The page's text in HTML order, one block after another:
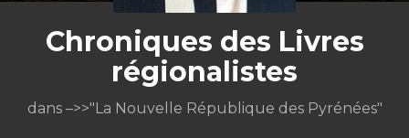
Chroniques des Livres
régionalistes
dans –>>"La Nouvelle République des Pyrénées"